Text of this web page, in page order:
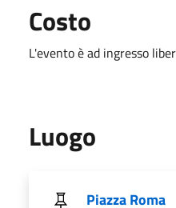
Costo
L'evento è ad ingresso
Luogo
Piazza Roma